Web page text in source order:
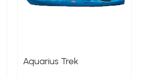
Aquarius Trek